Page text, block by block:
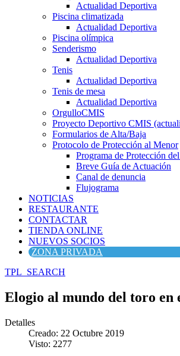
Actualidad Deportiva
Piscina climatizada
Actualidad Deportiva
Piscina olímpica
Senderismo
Actualidad Deportiva
Tenis
Actualidad Deportiva
Tenis de mesa
Actualidad Deportiva
OrgulloCMIS
Proyecto Deportivo CMIS
Formularios de Alta/Baja
Protocolo de Protección al Menor
Programa de Protección
Breve Guía de Actuación
Canal de denuncia
Flujograma
NOTICIAS
RESTAURANTE
CONTACTAR
TIENDA ONLINE
NUEVOS SOCIOS
ZONA PRIVADA
TPL_SEARCH
Elogio al mundo del toro
Detalles
Creado: 22 Octubre 2019
Visto: 2277